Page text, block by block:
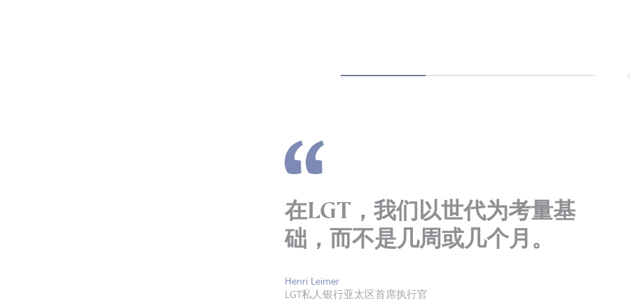
在LGT，我们以世代为考量基
础，而不是几周或几个月。
Henri Leimer
LGT私人银行亚太区首席执行官